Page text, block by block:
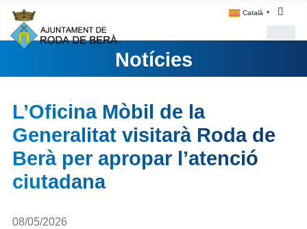
Català ▼
Notícies
L’Oficina Mòbil de la
Generalitat visitarà Roda de
Berà per apropar l’atenció
ciutadana
Detalls
08/05/2026